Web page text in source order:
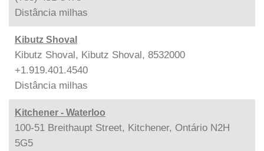
Distância milhas
Kibutz Shoval
Kibutz Shoval, Kibutz Shoval, 8532000
+1.919.401.4540
Distância milhas
Kitchener - Waterloo
100-51 Breithaupt Street, Kitchener, Ontário N2H
5G5